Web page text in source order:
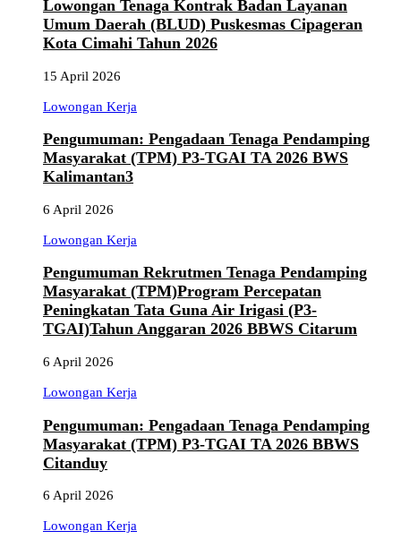
Lowongan Tenaga Kontrak Badan Layanan
Umum Daerah (BLUD) Puskesmas Cipageran
Kota Cimahi Tahun 2026
15 April 2026
Lowongan Kerja
Pengumuman: Pengadaan Tenaga Pendamping
Masyarakat (TPM) P3-TGAI TA 2026 BWS
Kalimantan3
6 April 2026
Lowongan Kerja
Pengumuman Rekrutmen Tenaga Pendamping
Masyarakat (TPM)Program Percepatan
Peningkatan Tata Guna Air Irigasi (P3-
TGAI)Tahun Anggaran 2026 BBWS Citarum
6 April 2026
Lowongan Kerja
Pengumuman: Pengadaan Tenaga Pendamping
Masyarakat (TPM) P3-TGAI TA 2026 BBWS
Citanduy
6 April 2026
Lowongan Kerja